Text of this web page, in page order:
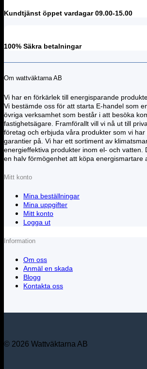
Kundtjänst öppet vardagar 09.00-15.00
100% Säkra betalningar
Om wattväktarna AB
Vi har en förkärlek till energisparande
Vi bestämde oss för att starta E-handel som
övriga verksamhet som består i att besöka
fastighetsägare. Framförallt vill vi nå ut till
företag och erbjuda våra produkter som vi
garantier på. Vi har ett sortiment av
energieffektiva produkter inom el- och vatten.
en halv förmögenhet att köpa energismartare
Mitt konto
Mina beställningar
Mina uppgifter
Mitt konto
Logga ut
Information
Om oss
Anmäl en skada
Blogg
Kontakta oss
© 2026 Wattväktarna AB